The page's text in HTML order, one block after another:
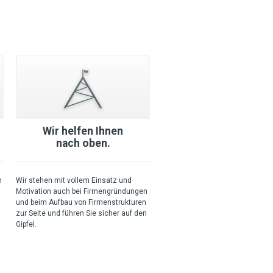
Wir helfen Ihnen
nach oben.
Wir stehen mit vollem Einsatz und
Motivation auch bei Firmengründungen
und beim Aufbau von Firmenstrukturen
zur Seite und führen Sie sicher auf den
Gipfel.